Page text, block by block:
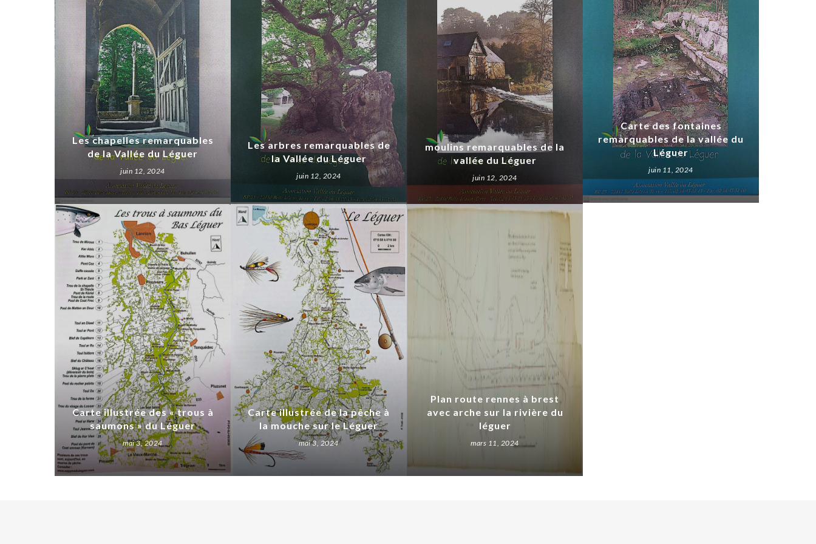
Les chapelles remarquables
de la Vallée du Léguer
juin 12, 2024
Les arbres remarquables de
la Vallée du Léguer
juin 12, 2024
moulins remarquables de la
vallée du Léguer
juin 12, 2024
Carte des fontaines
remarquables de la vallée du
Léguer
juin 11, 2024
Carte illustrée des « trous à
saumons » du Léguer
mai 3, 2024
Carte illustrée de la pêche à
la mouche sur le Léguer
mai 3, 2024
Plan route rennes à brest
avec arche sur la rivière du
léguer
mars 11, 2024